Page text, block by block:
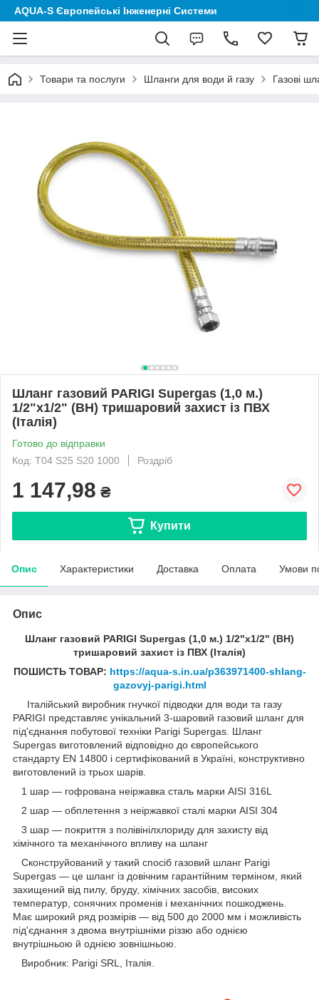
AQUA-S Європейські Інженерні Системи
Товари та послуги Шланги для води й газу Газові
Шланг газовий PARIGI Supergas (1,0 м.)
1/2"x1/2" (ВН) тришаровий захист із ПВХ
(Італія)
Готово до відправки
Код: T04 S25 S20 1000
Роздріб
1 147,98 ₴
Купити
Опис Характеристики Доставка Оплата Умови
Опис
Шланг газовий PARIGI Supergas (1,0 м.) 1/2"x1/2" (ВН)
тришаровий захист із ПВХ (Італія)
ПОШИСТЬ ТОВАР: https://aqua-s.in.ua/p363971400-shlang-
gazovyj-parigi.html
Італійський виробник гнучкої підводки для води та газу
PARIGI представляє унікальний 3-шаровий газовий шланг для
під'єднання побутової техніки Parigi Supergas. Шланг
Supergas виготовлений відповідно до європейського
стандарту EN 14800 і сертифікований в Україні, конструктивно
виготовлений із трьох шарів.
1 шар — гофрована неіржавка сталь марки AISI 316L
2 шар — обплетення з неіржавкої сталі марки AISI 304
3 шар — покриття з полівінілхлориду для захисту від
хімічного та механічного впливу на шланг
Сконструйований у такий спосіб газовий шланг Parigi
Supergas — це шланг із довічним гарантійним терміном, який
захищений від пилу, бруду, хімічних засобів, високих
температур, сонячних променів і механічних пошкоджень.
Має широкий ряд розмірів — від 500 до 2000 мм і можливість
під'єднання з двома внутрішніми різзю або однією
внутрішньою й однією зовнішньою.
Виробник: Parigi SRL, Італія.